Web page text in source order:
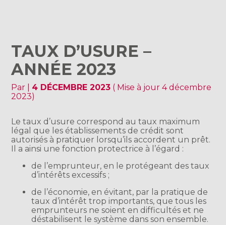
TAUX D’USURE –
ANNÉE 2023
Par 4 DÉCEMBRE 2023 ( Mise à jour 4 décembre
2023)
Le taux d’usure correspond au taux maximum
légal que les établissements de crédit sont
autorisés à pratiquer lorsqu’ils accordent un prêt.
Il a ainsi une fonction protectrice à l’égard :
de l’emprunteur, en le protégeant des taux
d’intérêts excessifs ;
de l’économie, en évitant, par la pratique de
taux d’intérêt trop importants, que tous les
emprunteurs ne soient en difficultés et ne
déstabilisent le système dans son ensemble.